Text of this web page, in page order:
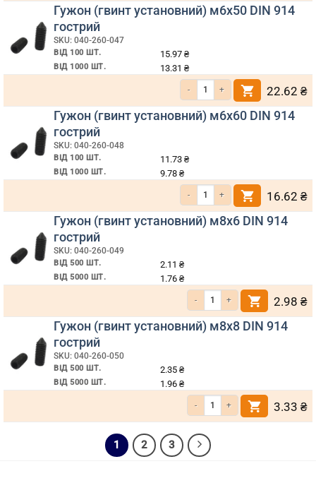
Гужон (гвинт установний) м6х50 DIN 914
гострий
SKU: 040-260-047
ВІД 100 ШТ. 15.97 ₴
ВІД 1000 ШТ. 13.31 ₴
Кількість Гужон (гвинт установний) м6х50 DIN 914 гострий
22.62 ₴
Гужон (гвинт установний) м6х60 DIN 914
гострий
SKU: 040-260-048
ВІД 100 ШТ. 11.73 ₴
ВІД 1000 ШТ. 9.78 ₴
Кількість Гужон (гвинт установний) м6х60 DIN 914 гострий
16.62 ₴
Гужон (гвинт установний) м8х6 DIN 914
гострий
SKU: 040-260-049
ВІД 500 ШТ. 2.11 ₴
ВІД 5000 ШТ. 1.76 ₴
Кількість Гужон (гвинт установний) м8х6 DIN 914 гострий
2.98 ₴
Гужон (гвинт установний) м8х8 DIN 914
гострий
SKU: 040-260-050
ВІД 500 ШТ. 2.35 ₴
ВІД 5000 ШТ. 1.96 ₴
Кількість Гужон (гвинт установний) м8х8 DIN 914 гострий
3.33 ₴
1 2 3